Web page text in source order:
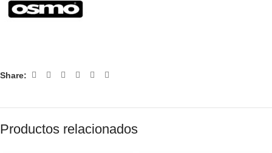
Share:
Productos relacionados